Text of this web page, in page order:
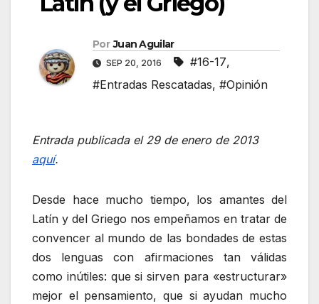
Por Juan Aguilar
SEP 20, 2016 #16-17,
#Entradas Rescatadas, #Opinión
Entrada publicada el 29 de enero de 2013
aquí.
Desde hace mucho tiempo, los amantes del
Latín y del Griego nos empeñamos en tratar de
convencer al mundo de las bondades de estas
dos lenguas con afirmaciones tan válidas
como inútiles: que si sirven para «estructurar»
mejor el pensamiento, que si ayudan mucho